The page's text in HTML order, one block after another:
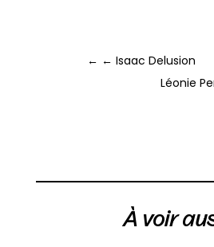
← ← Isaac Delusion
Léonie
À voir